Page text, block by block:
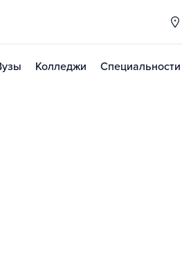
Колледжи Специальности